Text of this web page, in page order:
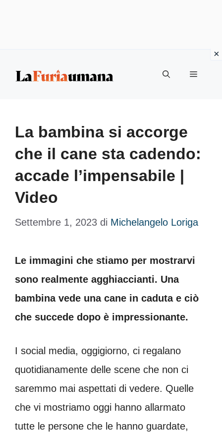
Menu
La bambina si accorge
che il cane sta cadendo:
accade l’impensabile |
Video
Settembre 1, 2023 di Michelangelo Loriga
Le immagini che stiamo per mostrarvi
sono realmente agghiaccianti. Una
bambina vede una cane in caduta e ciò
che succede dopo è impressionante.
I social media, oggigiorno, ci regalano
quotidianamente delle scene che non ci
saremmo mai aspettati di vedere. Quelle
che vi mostriamo oggi hanno allarmato
tutte le persone che le hanno guardate,